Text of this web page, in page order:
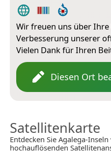
Wir freuen uns über
Verbesserung unserer
Vielen Dank für Ihren
Diesen Ort
Satellitenkarte
Entdecken Sie Agalega-
hochauflösenden